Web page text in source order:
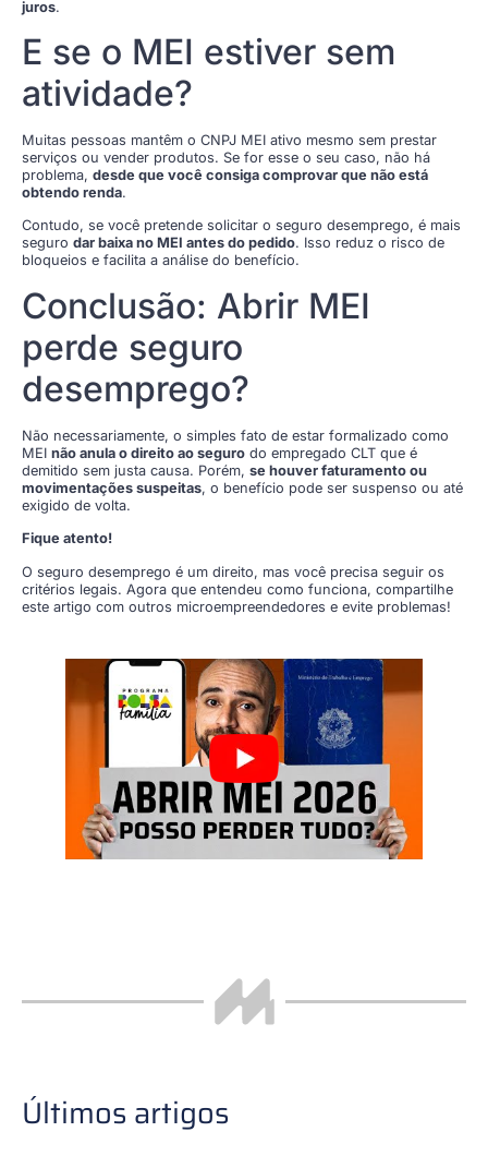
juros.
E se o MEI estiver sem
atividade?
Muitas pessoas mantêm o CNPJ MEI ativo mesmo sem prestar
serviços ou vender produtos. Se for esse o seu caso, não há
problema, desde que você consiga comprovar que não está
obtendo renda.
Contudo, se você pretende solicitar o seguro desemprego, é mais
seguro dar baixa no MEI antes do pedido. Isso reduz o risco de
bloqueios e facilita a análise do benefício.
Conclusão: Abrir MEI
perde seguro
desemprego?
Não necessariamente, o simples fato de estar formalizado como
MEI não anula o direito ao seguro do empregado CLT que é
demitido sem justa causa. Porém, se houver faturamento ou
movimentações suspeitas, o benefício pode ser suspenso ou até
exigido de volta.
Fique atento!
O seguro desemprego é um direito, mas você precisa seguir os
critérios legais. Agora que entendeu como funciona, compartilhe
este artigo com outros microempreendedores e evite problemas!
Últimos artigos